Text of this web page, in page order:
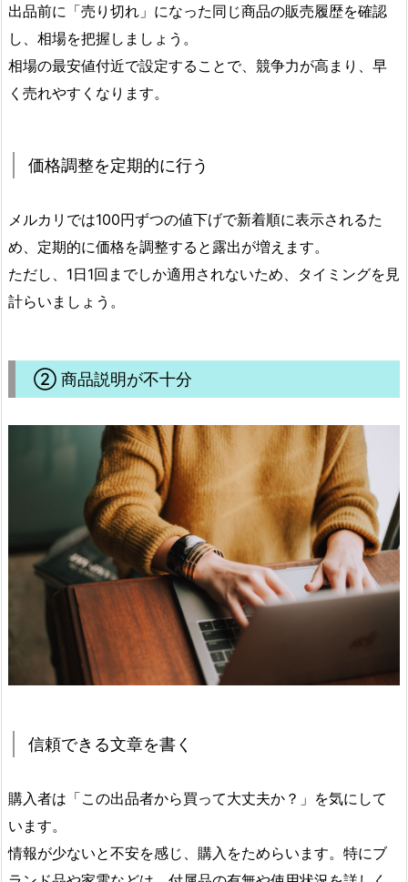
出品前に「売り切れ」になった同じ商品の販売履歴を確認
し、相場を把握しましょう。
相場の最安値付近で設定することで、競争力が高まり、早
く売れやすくなります。
価格調整を定期的に行う
メルカリでは100円ずつの値下げで新着順に表示されるた
め、定期的に価格を調整すると露出が増えます。
ただし、1日1回までしか適用されないため、タイミングを見
計らいましょう。
② 商品説明が不十分
信頼できる文章を書く
購入者は「この出品者から買って大丈夫か？」を気にして
います。
情報が少ないと不安を感じ、購入をためらいます。特にブ